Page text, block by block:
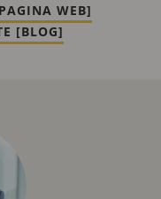
WEB]
[BLOG]